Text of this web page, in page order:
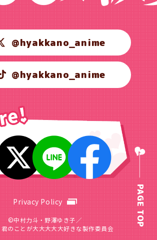
@hyakkano_anime
@hyakkano_anime
Privacy Policy
©中村力斗・野澤ゆき子／
のことが大大大大大好きな製作委員会
PAGE TOP